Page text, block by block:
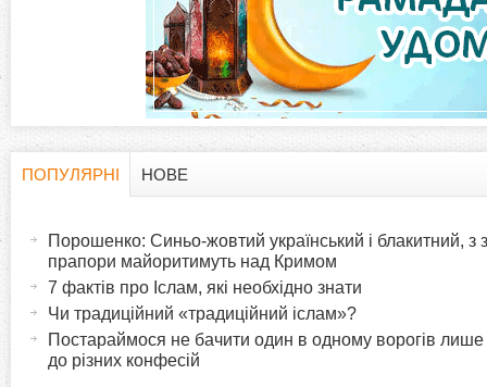
р
і
к
и
ПОПУЛЯРНІ
НОВЕ
Порошенко: Синьо-жовтий український і блакитний, з
прапори майоритимуть над Кримом
7 фактів про Іслам, які необхідно знати
Чи традиційний «традиційний іслам»?
Постараймося не бачити один в одному ворогів лише
до різних конфесій